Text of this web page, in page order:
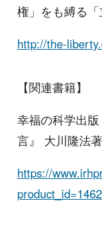
権」をも縛る
http://the-
【関連書籍】
幸福の科学出
言』 大川隆法著
https://
product_id=1462